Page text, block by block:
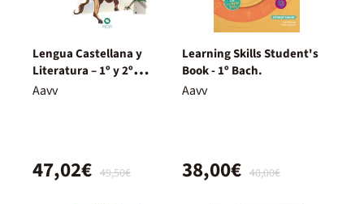
Lengua Castellana y
Literatura – 1º y 2º
Bachillerato – Nuevo
Aavv
49,50€
47,02€
Learning Skills Student's
Book - 1º Bach.
Aavv
40,00€
38,00€